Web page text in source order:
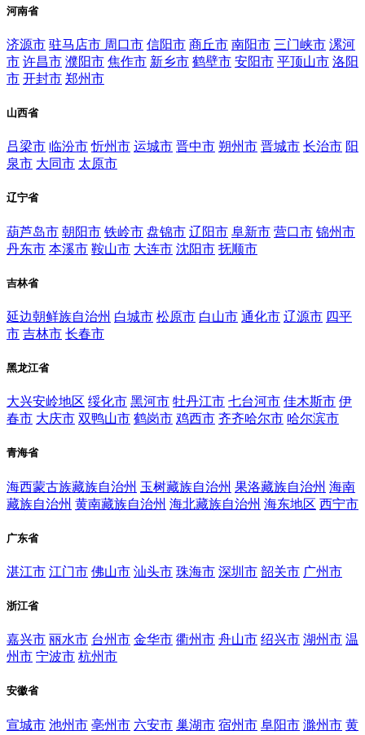
河南省
济源市 驻马店市 周口市 信阳市 商丘市 南阳市 三门峡市 漯河
市 许昌市 濮阳市 焦作市 新乡市 鹤壁市 安阳市 平顶山市 洛阳
市 开封市 郑州市
山西省
吕梁市 临汾市 忻州市 运城市 晋中市 朔州市 晋城市 长治市 阳
泉市 大同市 太原市
辽宁省
葫芦岛市 朝阳市 铁岭市 盘锦市 辽阳市 阜新市 营口市 锦州市
丹东市 本溪市 鞍山市 大连市 沈阳市 抚顺市
吉林省
延边朝鲜族自治州 白城市 松原市 白山市 通化市 辽源市 四平
市 吉林市 长春市
黑龙江省
大兴安岭地区 绥化市 黑河市 牡丹江市 七台河市 佳木斯市 伊
春市 大庆市 双鸭山市 鹤岗市 鸡西市 齐齐哈尔市 哈尔滨市
青海省
海西蒙古族藏族自治州 玉树藏族自治州 果洛藏族自治州 海南
藏族自治州 黄南藏族自治州 海北藏族自治州 海东地区 西宁市
广东省
湛江市 江门市 佛山市 汕头市 珠海市 深圳市 韶关市 广州市
浙江省
嘉兴市 丽水市 台州市 金华市 衢州市 舟山市 绍兴市 湖州市 温
州市 宁波市 杭州市
安徽省
宣城市 池州市 亳州市 六安市 巢湖市 宿州市 阜阳市 滁州市 黄